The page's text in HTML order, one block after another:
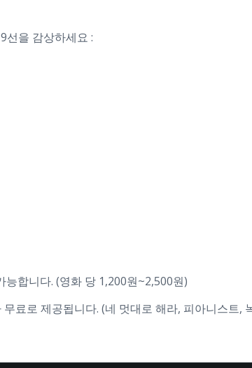
선을 감상하세요 :
합니다. (영화 당 1,200원~2,500원)
료로 제공됩니다. (네 멋대로 해라, 피아니스트,